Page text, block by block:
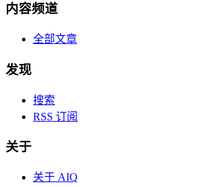
内容频道
全部文章
发现
搜索
RSS 订阅
关于
关于 AIQ